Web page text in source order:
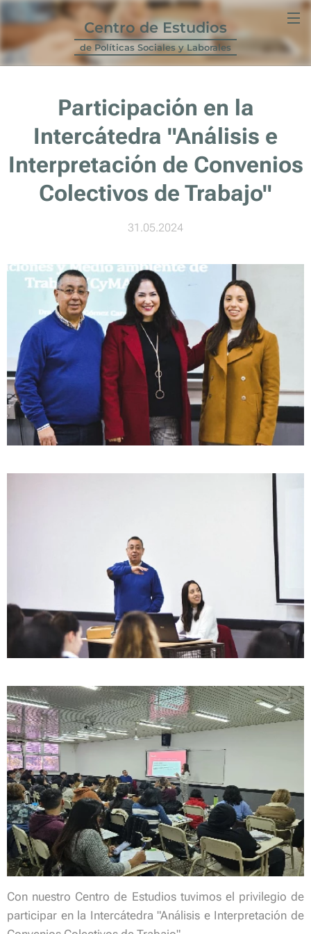
Centro de Estudios
de Políticas Sociales y Laborales
Participación en la
Intercátedra "Análisis e
Interpretación de Convenios
Colectivos de Trabajo"
31.05.2024
Con nuestro Centro de Estudios tuvimos el privilegio de
participar en la Intercátedra "Análisis e Interpretación de